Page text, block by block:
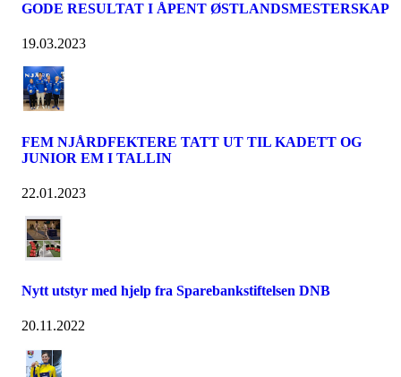
GODE RESULTAT I ÅPENT ØSTLANDSMESTERSKAP
19.03.2023
FEM NJÅRDFEKTERE TATT UT TIL KADETT OG
JUNIOR EM I TALLIN
22.01.2023
Nytt utstyr med hjelp fra Sparebankstiftelsen DNB
20.11.2022